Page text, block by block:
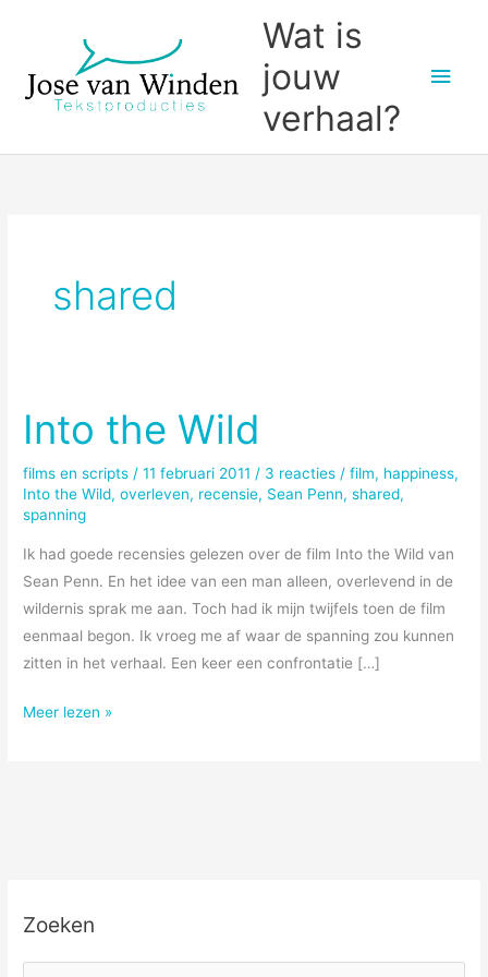
inhoud
Wat is
jouw
verhaal?
shared
Into the Wild
films en scripts /11 februari 2011 / 3 reacties /film, happiness,
Into the Wild,overleven, recensie, Sean Penn,shared,
spanning
Ik had goede recensies gelezen over de film Into the Wild van
Sean Penn. En het idee van een man alleen, overlevend in de
wildernis sprak me aan. Toch had ik mijn twijfels toen de film
eenmaal begon. Ik vroeg me af waar de spanning zou kunnen
zitten in het verhaal. Een keer een confrontatie […]
Into
Meer lezen »
Zoeken